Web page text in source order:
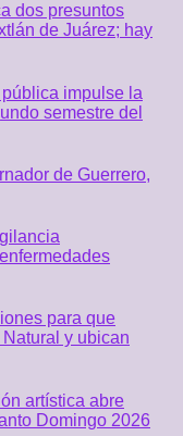
dos presuntos
de Juárez; hay
impulse la
semestre del
de Guerrero,
para que
y ubican
artística abre
Domingo 2026